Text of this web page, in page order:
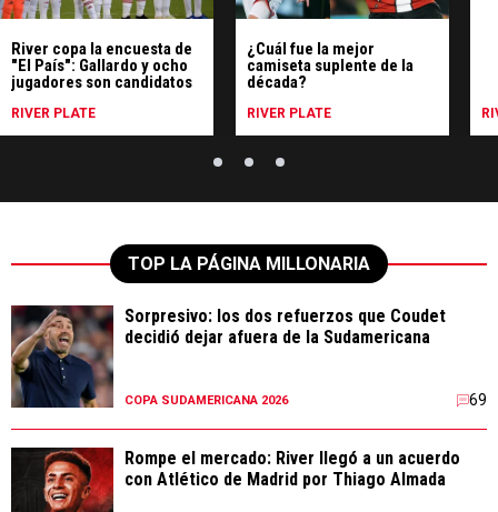
River copa la encuesta de
"El País": Gallardo y ocho
jugadores son candidatos
RIVER PLATE
¿Cuál fue la mejor
camiseta suplente de la
década?
RIVER PLATE
TOP LA PÁGINA MILLONARIA
Sorpresivo: los dos refuerzos que Coudet
decidió dejar afuera de la Sudamericana
COPA SUDAMERICANA 2026 69
Rompe el mercado: River llegó a un acuerdo
con Atlético de Madrid por Thiago Almada